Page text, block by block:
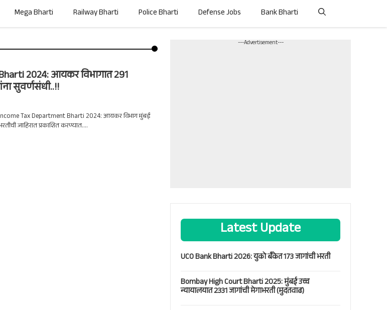
Mega Bharti Railway Bharti Police Bharti Defense Jobs Bank Bharti
2024: आयकर विभागात 291
सुवर्णसंधी..!!
Tax Department Bharti 2024: आयकर विभाग मुंबई
जाहिरात प्रकाशित करण्यात....
---Advertisement---
Latest Update
UCO Bank Bharti 2026: युको बँकेत 173 जागांची भरती
Bombay High Court Bharti 2025: मुंबई उच्च
न्यायालयात 2331 जागांची मेगाभरती (मुदतवाढ)